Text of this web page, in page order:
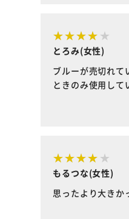
とろみ(女性)
ブルーが売切れて
ときのみ使用し
もるつな(女性)
思ったより大きか